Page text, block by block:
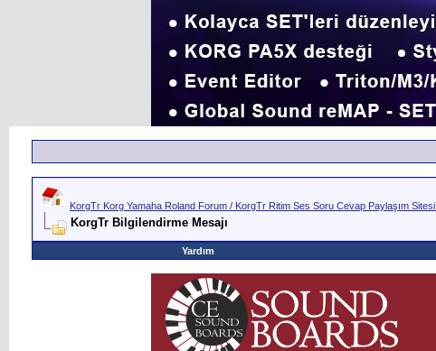
KorgTr Korg Yamaha Roland Forum / KorgTr Ritim Ses Soru Cevap Paylaşım Sitesi.
KorgTr Bilgilendirme Mesajı
Yardım